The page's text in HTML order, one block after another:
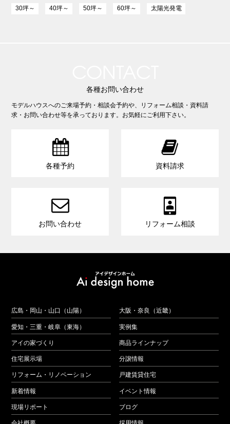
30坪～ 40坪～ 50坪～ 60坪～ 太陽光発電
各種お問い合わせ
モデルハウスへのご来場予約・相談会予約や、リフォーム相談・資料請
求・お問い合わせ等を承っております。お気軽にご利用下さい。

各種予約

資料請求

お問い合わせ

リフォーム相談
広島・岡山・山口（山陽） 大阪・奈良（近畿）
愛知・三重・岐阜（東海） 実例集
アイの家づくり 商品ラインナップ
住宅展示場 分譲情報
リフォーム・リノベーション 戸建賃貸住宅
新着情報 イベント情報
現場リポート ブログ